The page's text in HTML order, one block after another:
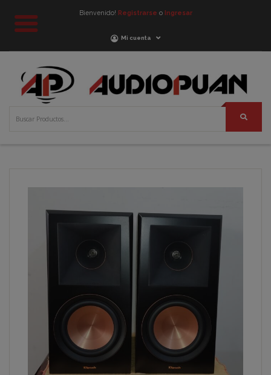
Bienvenido! Registrarse o Ingresar
Mi cuenta